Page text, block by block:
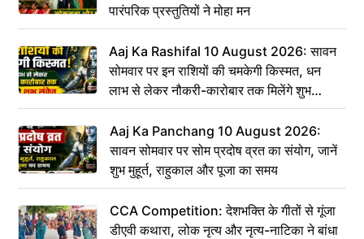
पारंपरिक प्रस्तुतियों ने मोहा मन
Aaj Ka Rashifal 10 August 2026: सावन
सोमवार पर इन राशियों की चमकेगी किस्मत, धन
लाभ से लेकर नौकरी-कारोबार तक मिलेंगे शुभ
संकेत
Aaj Ka Panchang 10 August 2026:
सावन सोमवार पर सोम प्रदोष व्रत का संयोग, जानें
शुभ मुहूर्त, राहुकाल और पूजा का समय
CCA Competition: देशभक्ति के गीतों से गूंजा
डीएवी कथारा, लोक नृत्य और नृत्य-नाटिका ने बांधा